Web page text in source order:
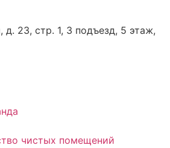
д. 23, стр. 1, 3 подъезд, 5 этаж,
чистых помещений